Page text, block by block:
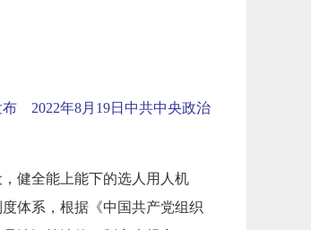
布 2022年8月 19日中共中央政治
健全能上能下的选人用人机
体系，根据《中国共产党组织